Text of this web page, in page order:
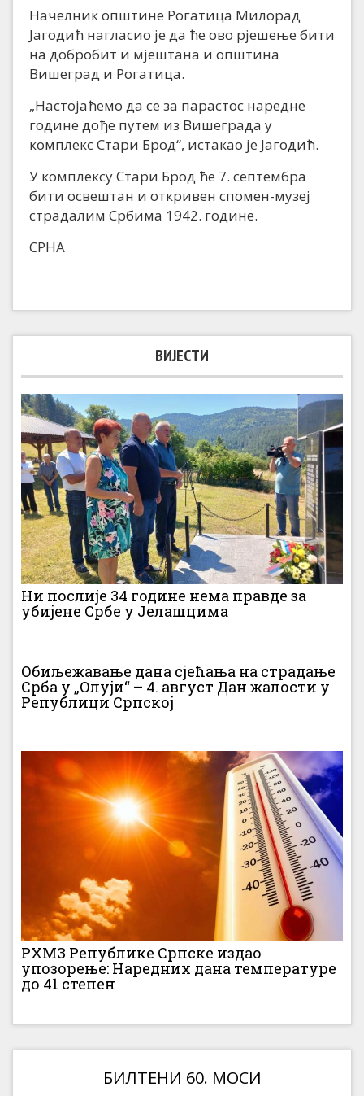
Начелник општине Рогатица Милорад
Јагодић нагласио је да ће ово рјешење бити
на добробит и мјештана и општина
Вишеград и Рогатица.
„Настојаћемо да се за парастос наредне
године дође путем из Вишеграда у
комплекс Стари Брод“, истакао је Јагодић.
У комплексу Стари Брод ће 7. септембра
бити освештан и откривен спомен-музеј
страдалим Србима 1942. године.
СРНА
ВИЈЕСТИ
Ни послије 34 године нема правде за
убијене Србе у Јелашцима
Обиљежавање дана сјећања на страдање
Срба у „Олуји“ – 4. август Дан жалости у
Републици Српској
РХМЗ Републике Српске издао
упозорење: Наредних дана температуре
до 41 степен
БИЛТЕНИ 60. МОСИ